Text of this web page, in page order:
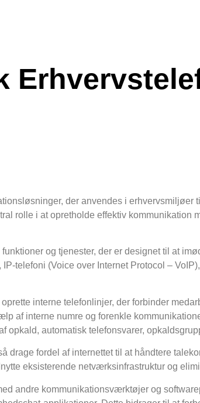
der anvendes i erhvervsmiljøer
rolle i at opretholde effektiv kommunikation
og tjenester, der er designet til at
telefoni (Voice over Internet Protocol –
interne telefonlinjer, der forbinder
af interne numre og forenkle
opkald, automatisk telefonsvarer,
drage fordel af internettet til at håndtere
eksisterende netværksinfrastruktur og
andre kommunikationsværktøjer og